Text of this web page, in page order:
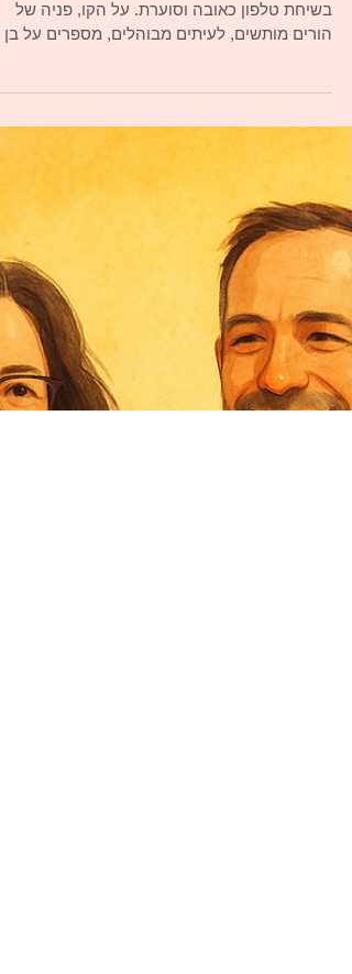
עם ילד בוגר, הזקוק לטיפול,
בשיחת טלפון כאובה וסוערת. על הקו, פניה של
הורים מותשים, לעיתים מבוהלים, מספרים על בן
בת בוגרים במצוקה עמוקה: דיכאון, הסתגרות
התפרצויות זעם, תובענות, לעג וציניות יחד עם
התנכרות להורים. חוסר תפקוד מוכלל, קשרים
הרסניים, וכמובן תלות כלכלית ממושכת,
כמובנת מאליה. הם רוצים עזרה. הצאצא/ית-
/בתוקף. מקרים אלה מפעילים כמעט כל מטפל.
מדובר בסבל ברור, יש דחיפות, ויש חלל בחדר: מי
שעבורו מבקשים טיפול, אינו מוכן להיות מטופל.
ההרגש